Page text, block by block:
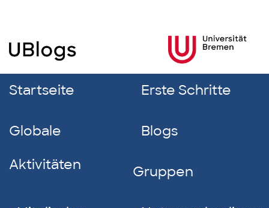
Startseite Erste Schritte
Globale
Aktivitäten
Blogs
Gruppen